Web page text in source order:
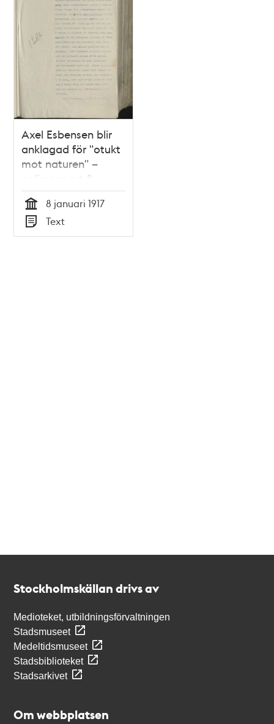
Axel Esbensen blir
anklagad för "otukt
mot naturen" –
polisrapport 8
januari 1917
Tid
8 januari 1917
Typ
Text
Stockholmskällan drivs av
Medioteket, utbildningsförvaltningen
Stadsmuseet
Medeltidsmuseet
Stadsbiblioteket
Stadsarkivet
Om webbplatsen